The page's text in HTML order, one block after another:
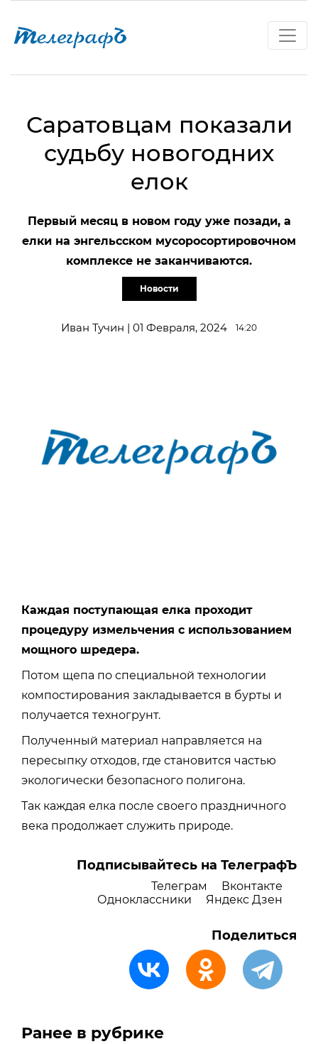
Саратовцам показали
судьбу новогодних
елок
Первый месяц в новом году уже позади, а
елки на энгельсском мусоросортировочном
комплексе не заканчиваются.
Новости
Иван Тучин | 01 Февраля, 2024 14:20
Каждая поступающая елка проходит
процедуру измельчения с использованием
мощного шредера.
Потом щепа по специальной технологии
компостирования закладывается в бурты и
получается техногрунт.
Полученный материал направляется на
пересыпку отходов, где становится частью
экологически безопасного полигона.
Так каждая елка после своего праздничного
века продолжает служить природе.
Подписывайтесь на ТелеграфЪ
Телеграм
Вконтакте
Одноклассники
Яндекс Дзен
Поделиться
Ранее в рубрике